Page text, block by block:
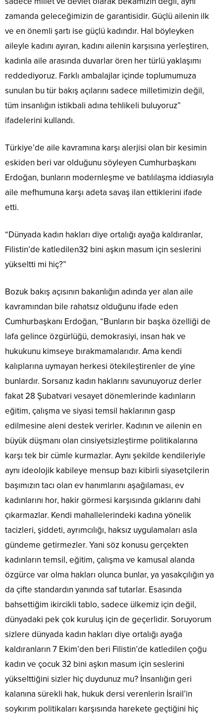
zamanda geleceğimizin de garantisidir. Güçlü ailenin ilk
ve en önemli şartı ise güçlü kadındır. Hal böyleyken
aileyle kadını ayıran, kadını ailenin karşısına yerleştiren,
kadınla aile arasında duvarlar ören her türlü yaklaşımı
reddediyoruz. Farklı ambalajlar içinde toplumumuza
sunulan bu tür bakış açılarını sadece milletimizin değil,
tüm insanlığın istikbali adına tehlikeli buluyoruz”
ifadelerini kullandı.
Türkiye’de aile kavramına karşı alerjisi olan bir kesimin
eskiden beri var olduğunu söyleyen Cumhurbaşkanı
Erdoğan, bunların modernleşme ve batılılaşma iddiasıyla
aile mefhumuna karşı adeta savaş ilan ettiklerini ifade
etti.
“Dünyada kadın hakları diye ortalığı ayağa kaldıranlar,
Filistin’de katledilen32 bini aşkın masum için seslerini
yükseltti mi hiç?”
Bozuk bakış açısının bakanlığın adında yer alan aile
kavramından bile rahatsız olduğunu ifade eden
Cumhurbaşkanı Erdoğan, “Bunların bir başka özelliği de
lafa gelince özgürlüğü, demokrasiyi, insan hak ve
hukukunu kimseye bırakmamalarıdır. Ama kendi
kalıplarına uymayan herkesi ötekileştirenler de yine
bunlardır. Sorsanız kadın haklarını savunuyoruz derler
fakat 28 Şubatvari vesayet dönemlerinde kadınların
eğitim, çalışma ve siyasi temsil haklarının gasp
edilmesine aleni destek verirler. Kadının ve ailenin en
büyük düşmanı olan cinsiyetsizleştirme politikalarına
karşı tek bir cümle kurmazlar. Aynı şekilde kendileriyle
aynı ideolojik kabileye mensup bazı kibirli siyasetçilerin
başımızın tacı olan ev hanımlarını aşağılaması, ev
kadınlarını hor, hakir görmesi karşısında gıklarını dahi
çıkarmazlar. Kendi mahallelerindeki kadına yönelik
tacizleri, şiddeti, ayrımcılığı, haksız uygulamaları asla
gündeme getirmezler. Yani söz konusu gerçekten
kadınların temsil, eğitim, çalışma ve kamusal alanda
özgürce var olma hakları olunca bunlar, ya yasakçılığın ya
da çifte standardın yanında saf tutarlar. Esasında
bahsettiğim ikircikli tablo, sadece ülkemiz için değil,
dünyadaki pek çok kuruluş için de geçerlidir. Soruyorum
sizlere dünyada kadın hakları diye ortalığı ayağa
kaldıranların 7 Ekim’den beri Filistin’de katledilen çoğu
kadın ve çocuk 32 bini aşkın masum için seslerini
yükselttiğini sizler hiç duydunuz mu? İnsanlığın geri
kalanına sürekli hak, hukuk dersi verenlerin İsrail’in
soykırım politikaları karşısında harekete geçtiğini hiç